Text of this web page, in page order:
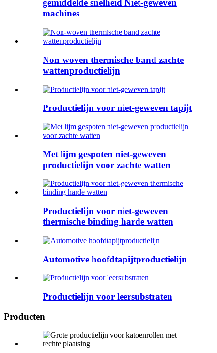
gemiddelde snelheid Niet-geweven
machines
Non-woven thermische band zachte
wattenproductielijn
Productielijn voor niet-geweven tapijt
Met lijm gespoten niet-geweven
productielijn voor zachte watten
Productielijn voor niet-geweven
thermische binding harde watten
Automotive hoofdtapijtproductielijn
Productielijn voor leersubstraten
Producten